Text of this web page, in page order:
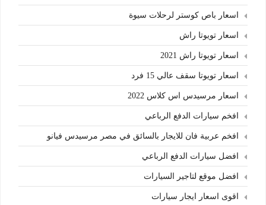
اسعار باص كوستر لرحلات سيوة
اسعار تويوتا راش
اسعار تويوتا راش 2021
اسعار تويوتا سقف عالي 15 فرد
اسعار مرسيدس اس كلاس 2022
افخم سيارات الدفع الرباعي
افخم عربية فان للايجار بالسائق في مصر مرسيدس فيانو
افضل سيارات الدفع الرباعي
افضل موقع لتاجير السيارات
اقوى اسعار ايجار سيارات